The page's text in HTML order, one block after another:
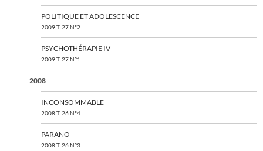
POLITIQUE ET ADOLESCENCE
2009 T. 27 N°2
PSYCHOTHÉRAPIE IV
2009 T. 27 N°1
2008
INCONSOMMABLE
2008 T. 26 N°4
PARANO
2008 T. 26 N°3